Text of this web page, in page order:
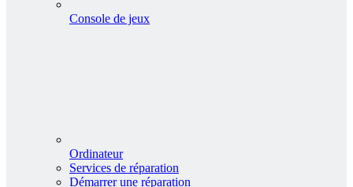
Console de jeux
Ordinateur
Services de réparation
Démarrer une réparation